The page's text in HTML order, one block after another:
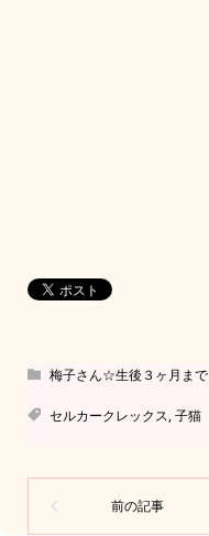
梅子さん☆生後３ヶ月まで
セルカークレックス,子猫